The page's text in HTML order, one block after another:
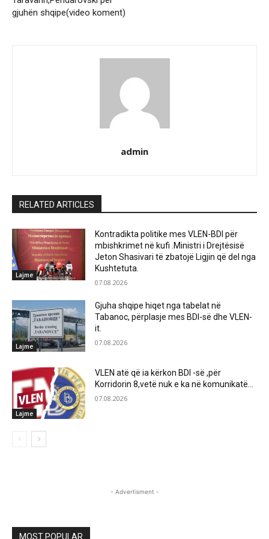
gjuhën shqipe(video koment)
admin
RELATED ARTICLES
Lajme
Kontradikta politike mes VLEN-BDI për
mbishkrimet në kufi .Ministri i Drejtësisë
Jeton Shasivari të zbatojë Ligjin që del nga
Kushtetuta.
07.08.2026
Lajme
Gjuha shqipe hiqet nga tabelat në
Tabanoc, përplasje mes BDI-së dhe VLEN-
it.
07.08.2026
Lajme
VLEN atë që ia kërkon BDI -së ,për
Korridorin 8,vetë nuk e ka në komunikatë…
07.08.2026
- Advertisment -
MOST POPULAR